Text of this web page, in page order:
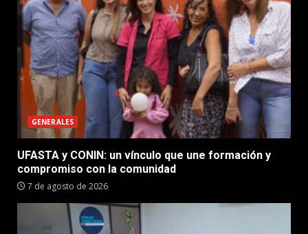
GENERALES
UFASTA y CONIN: un vínculo que une formación y
compromiso con la comunidad
7 de agosto de 2026